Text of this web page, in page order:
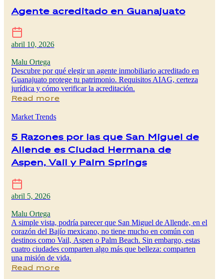
Agente acreditado en Guanajuato
abril 10, 2026
Malu Ortega
Descubre por qué elegir un agente inmobiliario acreditado en
Guanajuato protege tu patrimonio. Requisitos AIAG, certeza
jurídica y cómo verificar la acreditación.
Read more
Market Trends
5 Razones por las que San Miguel de
Allende es Ciudad Hermana de
Aspen, Vail y Palm Springs
abril 5, 2026
Malu Ortega
A simple vista, podría parecer que San Miguel de Allende, en el
corazón del Bajío mexicano, no tiene mucho en común con
destinos como Vail, Aspen o Palm Beach. Sin embargo, estas
cuatro ciudades comparten algo más que belleza: comparten
una misión de vida.
Read more